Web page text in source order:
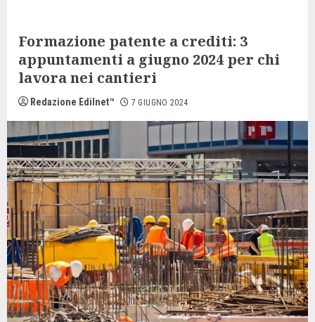
Formazione patente a crediti: 3
appuntamenti a giugno 2024 per chi
lavora nei cantieri
Redazione Edilnet™ 7 GIUGNO 2024